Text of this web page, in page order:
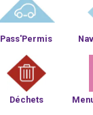
Pass'Permis
Déchets